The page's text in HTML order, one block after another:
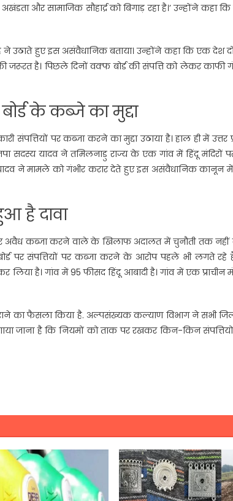
और सामाजिक सौहा‌र्द्र को बिगाड़ रहा है।’ उन्होंने कहा
उठाते हुए इस असंवैधानिक बताया। उन्होंने कहा कि एक देश दो
है। पिछले दिनों वक्फ बोर्ड की संपत्ति को लेकर काफी
के कब्जे का मुद्दा
पर कब्जा करने का मुद्दा उठाया है। हाल ही में उत्तर
सदस्य यादव ने तमिलनाडु राज्य के एक गांव में हिंदू मंदिरों
ने मामले को गंभीर करार देते हुए इस असंवैधानिक
है दावा
अवैध कब्जा करने वाले के खिलाफ अदालत में चुनौती तक नहीं
पर संपत्तियों पर कब्जा करने के आरोप पहले भी लगते रहे
है। गांव में 95 फीसद हिंदू आबादी है। गांव में एक प्राचीन
का फैसला किया है. अल्पसंख्यक कल्याण विभाग ने सभी
जाना है कि नियमों को ताक पर रखकर किन-किन